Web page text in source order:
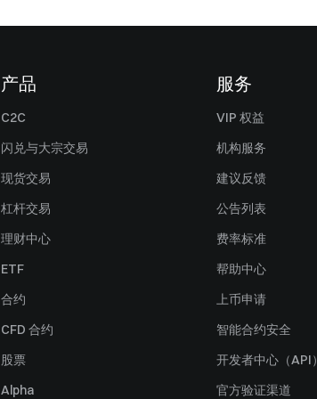
产品
C2C
闪兑与大宗交易
现货交易
杠杆交易
理财中心
ETF
合约
CFD 合约
股票
Alpha
服务
VIP 权益
机构服务
建议反馈
公告列表
费率标准
帮助中心
上币申请
智能合约安全
开发者中心（API）
官方验证渠道